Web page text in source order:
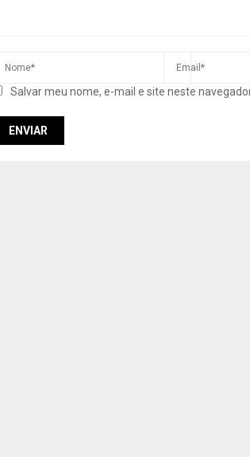
Salvar meu nome, e-mail e site neste